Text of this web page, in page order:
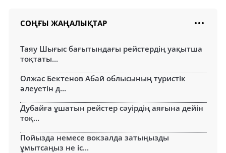
СОҢҒЫ ЖАҢАЛЫҚТАР
Таяу Шығыс бағытындағы рейстердің уақытша
тоқтаты...
Олжас Бектенов Абай облысының туристік
әлеуетін д...
Дубайға ұшатын рейстер сәуірдің аяғына дейін
тоқ...
Пойызда немесе вокзалда затыңызды
ұмытсаңыз не іс...